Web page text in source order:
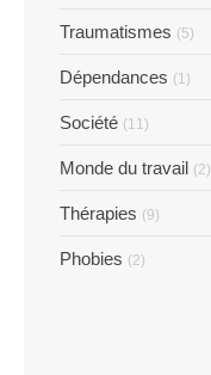
Traumatismes (5)
Dépendances (1)
Société (11)
Monde du travail (2)
Thérapies (9)
Phobies (2)